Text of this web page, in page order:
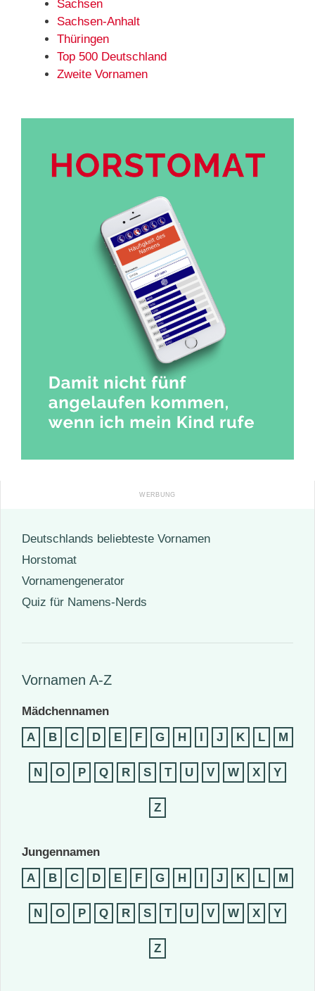
Sachsen
Sachsen-Anhalt
Thüringen
Top 500 Deutschland
Zweite Vornamen
Deutschlands beliebteste Vornamen
Horstomat
Vornamengenerator
Quiz für Namens-Nerds
Vornamen A-Z
Mädchennamen
A
B C D E F G H I J K L M
N O P Q R S T U V W X Y
Z
Jungennamen
A
B C D E F G H I J K L M
N O P Q R S T U V W X Y
Z